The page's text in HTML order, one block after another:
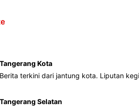
Tangerang Kota
Berita terkini dari jantung kota. Liputan
Tangerang Selatan